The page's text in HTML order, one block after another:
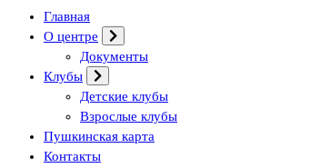
Городской культурный центр, г. Набережные Челны
Главная
О центре
Документы
Клубы
Детские клубы
Взрослые клубы
Пушкинская карта
Контакты